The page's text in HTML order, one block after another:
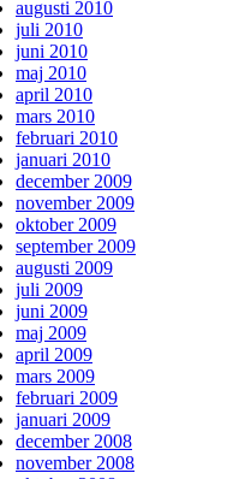
augusti 2010
juli 2010
juni 2010
maj 2010
april 2010
mars 2010
februari 2010
januari 2010
december 2009
november 2009
oktober 2009
september 2009
augusti 2009
juli 2009
juni 2009
maj 2009
april 2009
mars 2009
februari 2009
januari 2009
december 2008
november 2008